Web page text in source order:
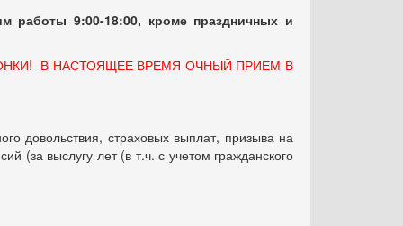
работы 9:00-18:00, кроме праздничных и
В НАСТОЯЩЕЕ ВРЕМЯ ОЧНЫЙ ПРИЕМ В
довольствия, страховых выплат, призыва на
(за выслугу лет (в т.ч. с учетом гражданского